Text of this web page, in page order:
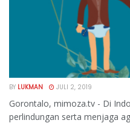
BY LUKMAN JULI 2, 2019
Gorontalo, mimoza.tv - Di
perlindungan serta menjaga